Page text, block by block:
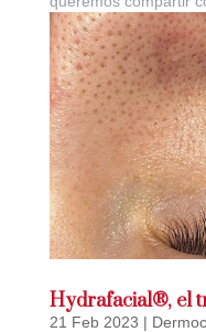
es el mejor. El...
Hydrafacial®, el
21 Feb 2023 |